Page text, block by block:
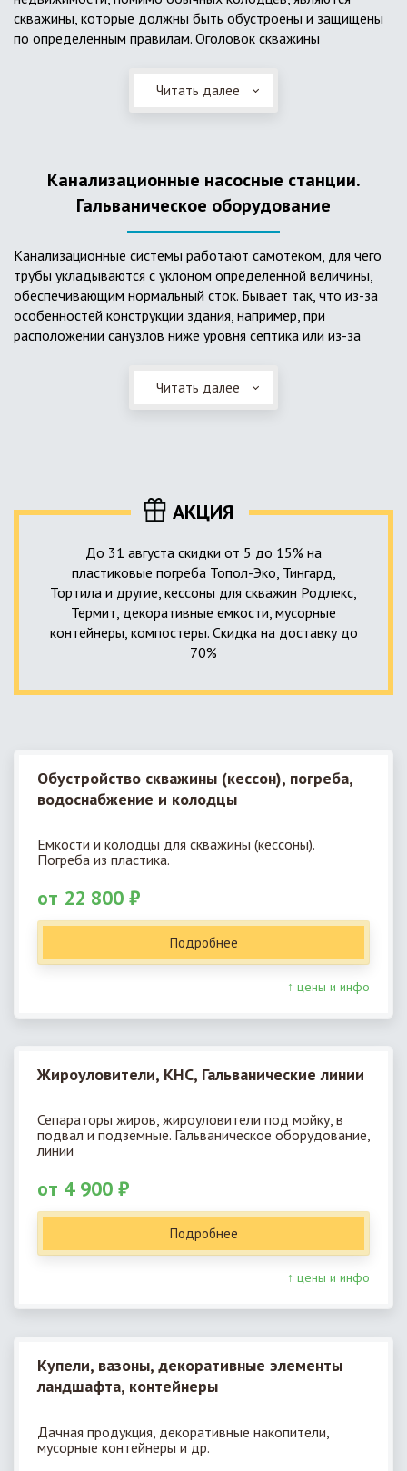
скважины, которые должны быть обустроены и защищены
по определенным правилам. Оголовок скважины
и автоматикой. Все это оборудование способно
подвергаться загрязнению атмосферными и
его работу в нормальном режиме. Лучшим способом
защиты оборудования является устройство герметичной
камеры или кессона, который не только защищает оголовок
скважины от негативных воздействий, но и обеспечивает
удобные условия для обслуживания в любой период года.
Кессон может быть выполнен из обычных железобетонных
колец, но только при отсутствии высокого уровня
подземных вод, так как в этом случае затруднительно
обеспечить требуемую герметичность. Если имеется
достаточную герметичность, недорогие, легко
Читать далее
Канализационные насосные станции.
Гальваническое оборудование
Канализационные системы работают самотеком, для чего
трубы укладываются с уклоном определенной величины,
обеспечивающим нормальный сток. Бывает так, что из-за
особенностей конструкции здания, например, при
расположении санузлов ниже уровня септика или из-за
Единственное решение в таком случае – это
использование КНС – канализационной насосной станции.
до выгребной ямы, септика или станции ГБО.
Читать далее
АКЦИЯ
До 31 августа скидки от 5 до 15% на
пластиковые погреба Топол-Эко, Тингард,
Тортила и другие, кессоны для скважин Родлекс,
Термит, декоративные емкости, мусорные
контейнеры, компостеры. Скидка на доставку до
70%
Обустройство скважины (кессон), погреба,
водоснабжение и колодцы
Емкости и колодцы для скважины (кессоны).
Погреба из пластика.
от 22 800 ₽
Подробнее
↑ цены и инфо
Жироуловители, КНС, Гальванические линии
Сепараторы жиров, жироуловители под мойку, в
подвал и подземные. Гальваническое оборудование,
линии
от 4 900 ₽
Подробнее
↑ цены и инфо
Купели, вазоны, декоративные элементы
ландшафта, контейнеры
Дачная продукция, декоративные накопители,
мусорные контейнеры и др.